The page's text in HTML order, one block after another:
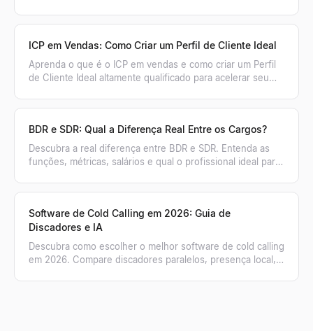
ICP em Vendas: Como Criar um Perfil de Cliente Ideal
Aprenda o que é o ICP em vendas e como criar um Perfil
de Cliente Ideal altamente qualificado para acelerar seu
BDR e SDR: Qual a Diferença Real Entre os Cargos?
Descubra a real diferença entre BDR e SDR. Entenda as
funções, métricas, salários e qual o profissional ideal para
Software de Cold Calling em 2026: Guia de
Discadores e IA
Descubra como escolher o melhor software de cold calling
em 2026. Compare discadores paralelos, presença local,